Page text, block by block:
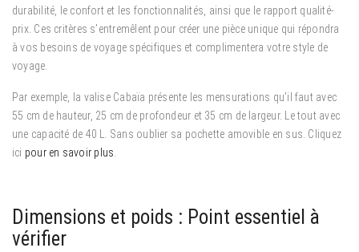
durabilité, le confort et les fonctionnalités, ainsi que le rapport qualité-
prix. Ces critères s’entremêlent pour créer une pièce unique qui répondra
à vos besoins de voyage spécifiques et complimentera votre style de
voyage.
Par exemple, la valise Cabaïa présente les mensurations qu’il faut avec
55 cm de hauteur, 25 cm de profondeur et 35 cm de largeur. Le tout avec
une capacité de 40 L. Sans oublier sa pochette amovible en sus. Cliquez
ici pour en savoir plus
Dimensions et poids : Point essentiel à
vérifier